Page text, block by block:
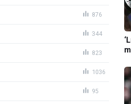
876
344
823
1036
95